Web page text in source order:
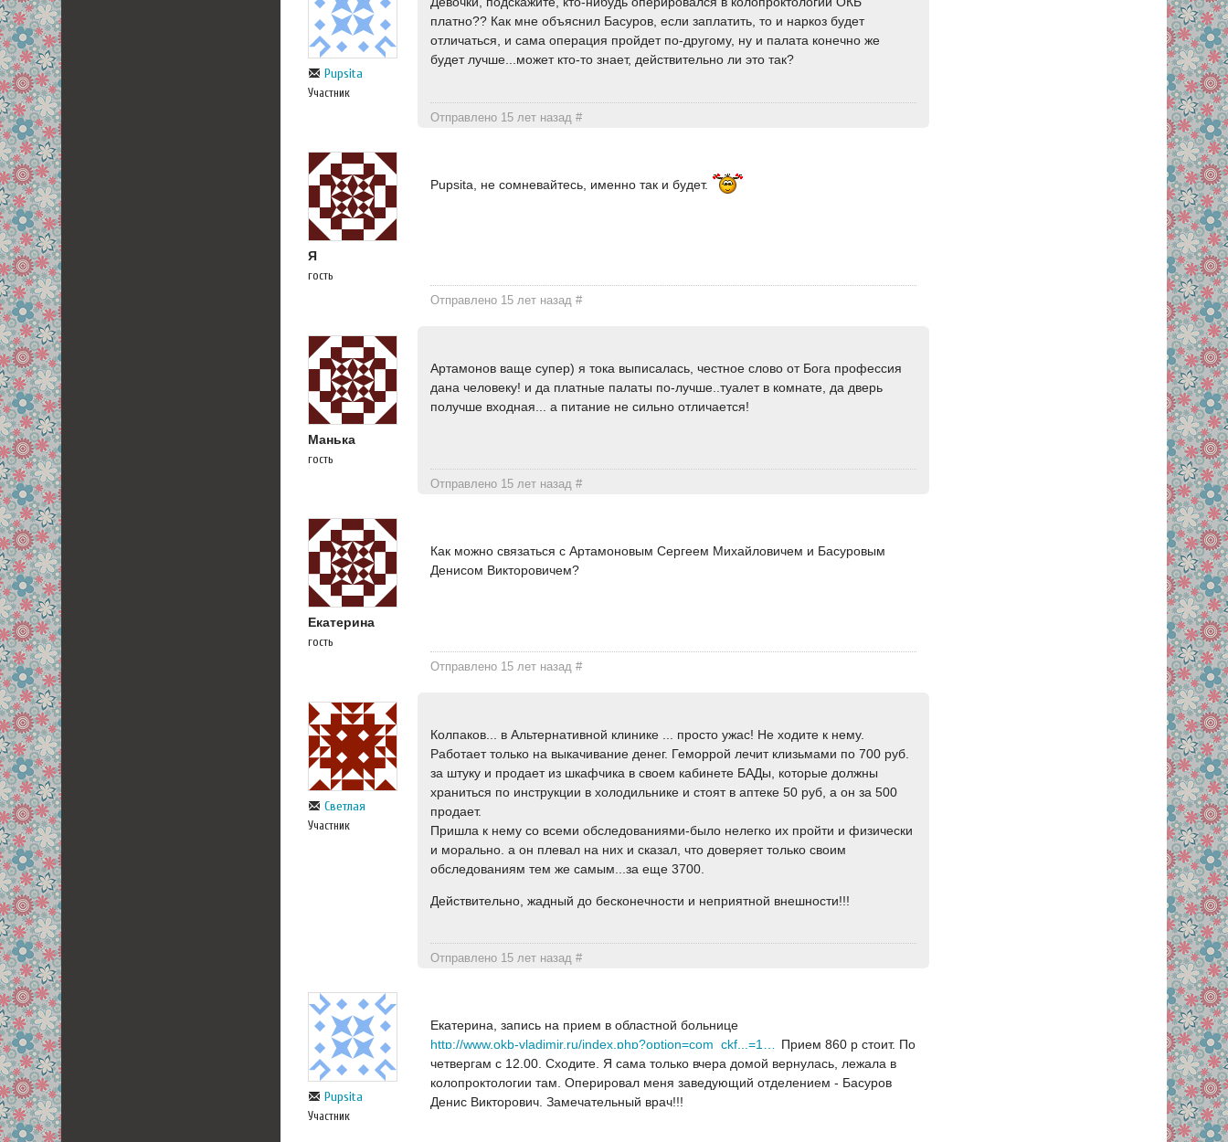
Pupsita
Участник
платно?? Как мне объяснил Басуров, если заплатить, то и наркоз будет
отличаться, и сама операция пройдет по-другому, ну и палата конечно же
будет лучше...может кто-то знает, действительно ли это так?
Отправлено 15 лет назад#
Я
гость
Pupsita, не сомневайтесь, именно так и будет.
Отправлено 15 лет назад#
Манька
гость
Артамонов ваще супер) я тока выписалась, честное слово от Бога профессия
дана человеку! и да платные палаты по-лучше..туалет в комнате, да дверь
получше входная... а питание не сильно отличается!
Отправлено 15 лет назад#
Екатерина
гость
Как можно связаться с Артамоновым Сергеем Михайловичем и Басуровым
Денисом Викторовичем?
Отправлено 15 лет назад#
Светлая
Участник
Колпаков... в Альтернативной клинике ... просто ужас! Не ходите к нему.
Работает только на выкачивание денег. Геморрой лечит клизьмами по 700 руб.
за штуку и продает из шкафчика в своем кабинете БАДы, которые должны
храниться по инструкции в холодильнике и стоят в аптеке 50 руб, а он за 500
продает.
Пришла к нему со всеми обследованиями-было нелегко их пройти и физически
и морально. а он плевал на них и сказал, что доверяет только своим
обследованиям тем же самым...за еще 3700.
Действительно, жадный до бесконечности и неприятной внешности!!!
Отправлено 15 лет назад#
Pupsita
Участник
Екатерина, запись на прием в областной больнице
http://www.okb-vladimir.ru/index.php?option=com_ckf...=1&Itemid=10 Прием 860 р стоит. По
четвергам с 12.00. Сходите. Я сама только вчера домой вернулась, лежала в
колопроктологии там. Оперировал меня заведующий отделением - Басуров
Денис Викторович. Замечательный врач!!!